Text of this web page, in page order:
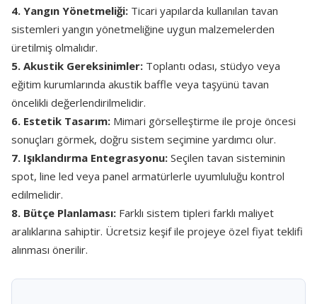
4. Yangın Yönetmeliği: Ticari yapılarda kullanılan tavan
sistemleri yangın yönetmeliğine uygun malzemelerden
üretilmiş olmalıdır.
5. Akustik Gereksinimler: Toplantı odası, stüdyo veya
eğitim kurumlarında akustik baffle veya taşyünü tavan
öncelikli değerlendirilmelidir.
6. Estetik Tasarım: Mimari görselleştirme ile proje öncesi
sonuçları görmek, doğru sistem seçimine yardımcı olur.
7. Işıklandırma Entegrasyonu: Seçilen tavan sisteminin
spot, line led veya panel armatürlerle uyumluluğu kontrol
edilmelidir.
8. Bütçe Planlaması: Farklı sistem tipleri farklı maliyet
aralıklarına sahiptir. Ücretsiz keşif ile projeye özel fiyat teklifi
alınması önerilir.